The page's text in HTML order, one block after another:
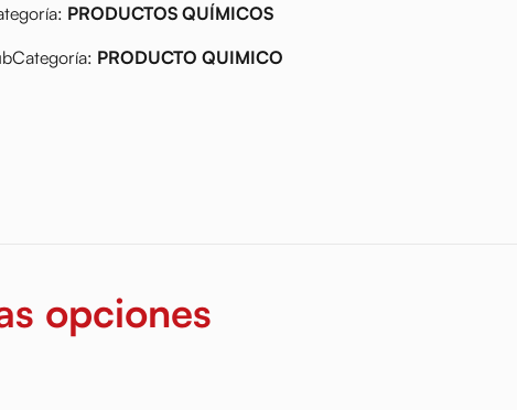
PRODUCTOS QUÍMICOS
PRODUCTO QUIMICO
opciones